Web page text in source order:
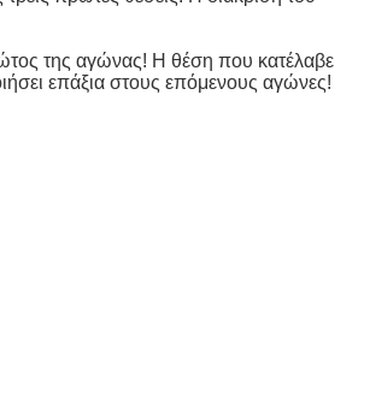
της αγώνας! Η θέση που κατέλαβε
επάξια στους επόμενους αγώνες!